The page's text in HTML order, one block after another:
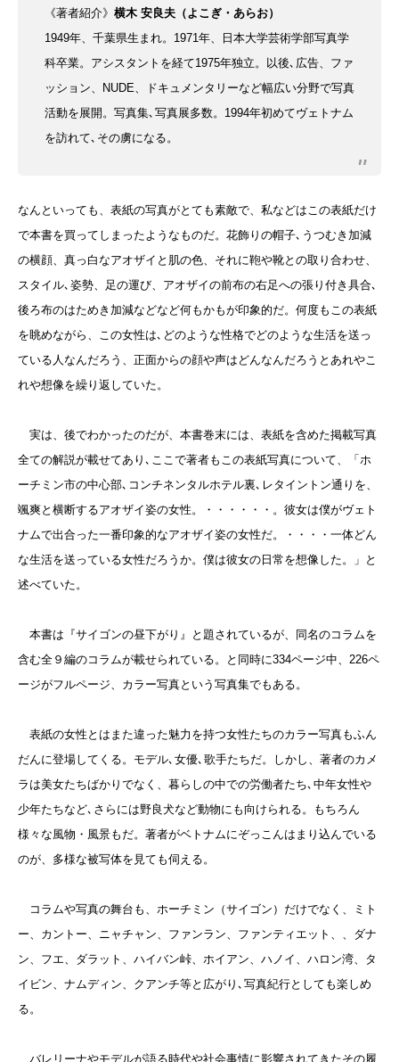
《著者紹介》 横木 安良夫（よこぎ・あらお）
1949年、千葉県生まれ。1971年、日本大学芸術学部写真学
科卒業。 アシスタントを経て1975年独立。
以後､広告、ファ
ッション、NUDE、ドキュメンタリーなど幅広い分野で写真
活動を展開。 写真集､写真展多数。1994年初めてヴェトナム
を訪れて､その虜になる。
なんといっても、表紙の写真がとても素敵で、私などはこの表紙だけ
で本書を買ってしまったようなものだ。花飾りの帽子､うつむき加減
の横顔、真っ白なアオザイと肌の色、それに鞄や靴との取り合わせ、
スタイル､姿勢、足の運び、アオザイの前布の右足への張り付き具合､
後ろ布のはためき加減などなど何もかもが印象的だ。何度もこの表紙
を眺めながら、この女性は､どのような性格でどのような生活を送っ
ている人なんだろう、正面からの顔や声はどんなんだろうとあれやこ
れや想像を繰り返していた。
実は、後でわかったのだが、本書巻末には、表紙を含めた掲載写真
全ての解説が載せてあり､ここで著者もこの表紙写真について、「ホ
ーチミン市の中心部､コンチネンタルホテル裏､レタイントン通りを、
颯爽と横断するアオザイ姿の女性。・・・・・・。彼女は僕がヴェト
ナムで出合った一番印象的なアオザイ姿の女性だ。・・・・一体どん
な生活を送っている女性だろうか。僕は彼女の日常を想像した。」と
述べていた。
本書は『サイゴンの昼下がり』と題されているが、同名のコラムを
含む全９編のコラムが載せられている。と同時に334ページ中、226ペ
ージがフルページ、カラー写真という写真集でもある。
表紙の女性とはまた違った魅力を持つ女性たちのカラー写真もふん
だんに登場してくる。モデル､女優､歌手たちだ。しかし、著者のカメ
ラは美女たちばかりでなく、暮らしの中での労働者たち､中年女性や
少年たちなど､さらには野良犬など動物にも向けられる。もちろん
様々な風物・風景も だ。著者がベトナムにぞっこんはまり込んでいる
のが、多様な被写体を見ても伺える。
コラムや写真の舞台も、ホーチミン（サイゴン）だけでなく、ミト
ー、カントー、ニャチャン、ファンラン、ファンティエット、、ダナ
ン、フエ、ダラット、ハイバン峠、ホイアン、ハノイ、ハロン湾、タ
イビン、ナムディン、クアンチ等と広がり､写真紀行としても楽しめ
る。
バレリーナやモデルが語る時代や社会事情に影響されてきたその履